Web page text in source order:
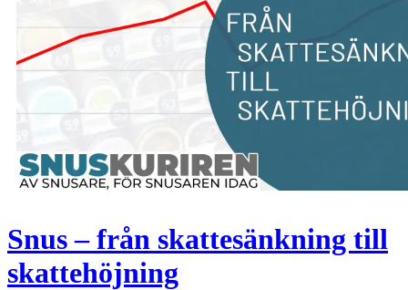
Snus – från skattesänkning till
skattehöjning